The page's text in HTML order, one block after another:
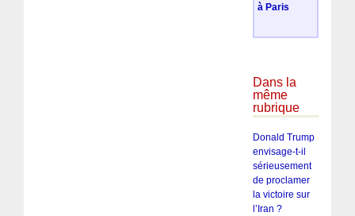
à Paris
Dans la
même
rubrique
Donald Trump
envisage-t-il
sérieusement
de proclamer
la victoire sur
l’Iran ?